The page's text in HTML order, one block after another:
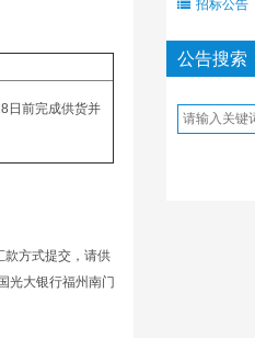
日前完成供货并
款方式提交，请供
光大银行福州南门
招标公告
公告搜索